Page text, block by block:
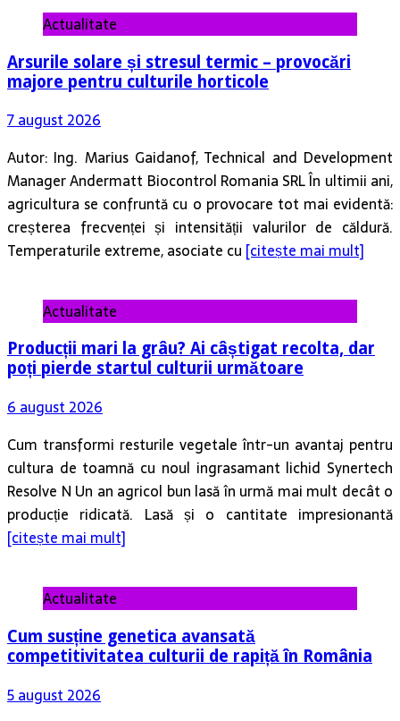
Actualitate
Arsurile solare și stresul termic – provocări
majore pentru culturile horticole
7 august 2026
Autor: Ing. Marius Gaidanof, Technical and Development
Manager Andermatt Biocontrol Romania SRL În ultimii ani,
agricultura se confruntă cu o provocare tot mai evidentă:
creșterea frecvenței și intensității valurilor de căldură.
Temperaturile extreme, asociate cu [citește mai mult]
Actualitate
Producții mari la grâu? Ai câștigat recolta, dar
poți pierde startul culturii următoare
6 august 2026
Cum transformi resturile vegetale într-un avantaj pentru
cultura de toamnă cu noul ingrasamant lichid Synertech
Resolve N Un an agricol bun lasă în urmă mai mult decât o
producție ridicată. Lasă și o cantitate impresionantă
[citește mai mult]
Actualitate
Cum susține genetica avansată
competitivitatea culturii de rapiță în România
5 august 2026